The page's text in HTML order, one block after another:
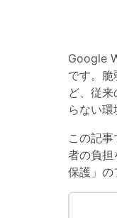
Google
です。
ど、従
らない
この記
者の負担
保護」の